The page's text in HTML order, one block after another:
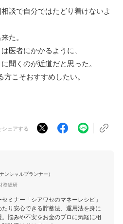
談で自分ではたどり着けないよ
た。
医者にかかるように、
聞くのが近道だと思った。
こそおすすめしたい。
シェアする
ンシャルプランナー）
務総研
ミナー「シアワセのマネーレシピ」
り安心できる貯蓄法、運用法を身に
悩みや不安をお金のプロに気軽に相